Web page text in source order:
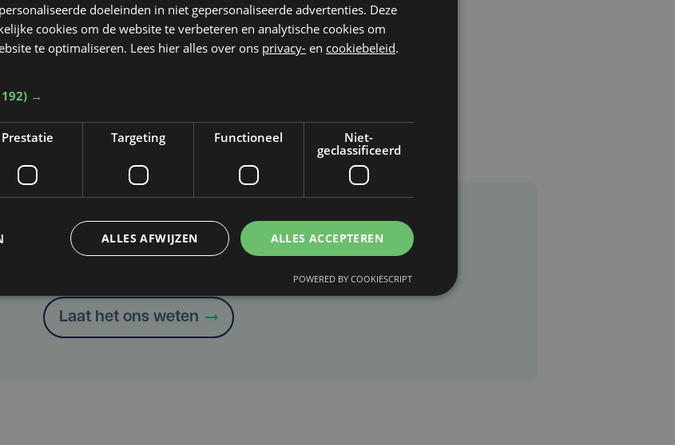
Taalfout opgemerkt?
Laat het ons weten
doeleinden in niet gepersonaliseerde advertenties. Deze
cookies om de website te verbeteren en analytische cookies om
te optimaliseren. Lees hier alles over ons privacy- en cookiebeleid.
→
Prestatie Targeting Functioneel
Niet-
geclassificeerd
ALLES ACCEPTEREN
ALLES AFWIJZEN
POWERED BY COOKIESCRIPT